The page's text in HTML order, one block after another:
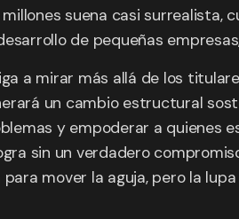
suena casi surrealista,
de pequeñas
a mirar más allá de los
un cambio estructural
y empoderar a quienes
sin un verdadero
mover la aguja, pero la